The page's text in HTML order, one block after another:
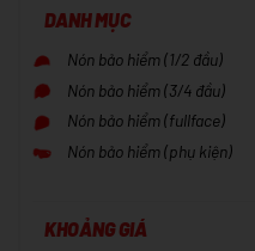
DANH MỤC
Nón bảo hiểm (1/2 đầu)
Nón bảo hiểm (3/4 đầu)
Nón bảo hiểm (fullface)
Nón bảo hiểm (phụ kiện)
KHOẢNG GIÁ